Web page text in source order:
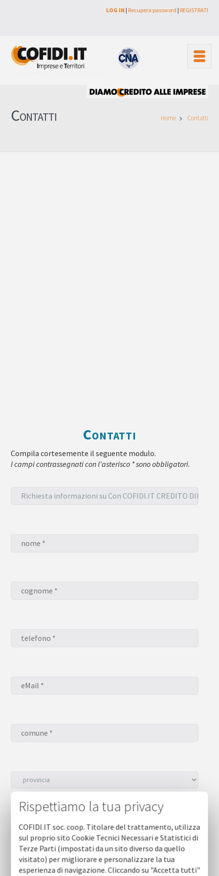
LOG IN | Recupera password | REGISTRATI
Contatti Home Contatti
Contatti
Compila cortesemente il seguente modulo.
I campi contrassegnati con l'asterisco * sono obbligatori.
Desidero iscrivermi alla NEWSLETTER *
sì
no
Rispettiamo la tua privacy
COFIDI.IT soc. coop. Titolare del trattamento, utilizza
sul proprio sito Cookie Tecnici Necessari e Statistici di
Terze Parti (impostati da un sito diverso da quello
visitato) per migliorare e personalizzare la tua
esperienza di navigazione. Cliccando su "Accetta tutti"